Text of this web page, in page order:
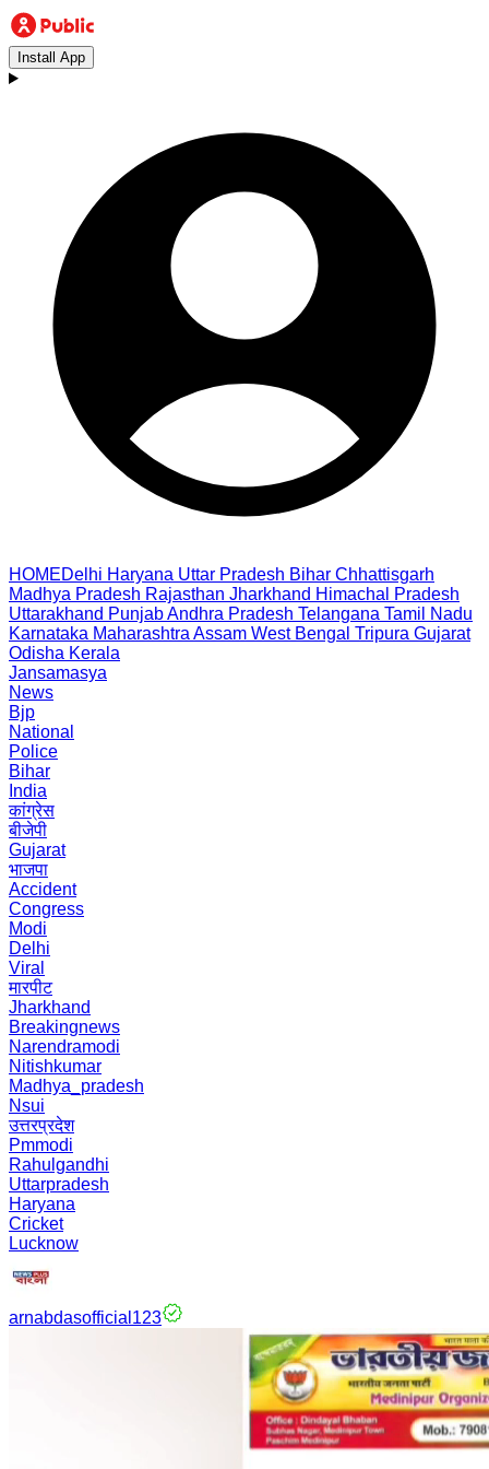
Install App
HOMEDelhi Haryana Uttar Pradesh Bihar Chhattisgarh
Madhya Pradesh Rajasthan Jharkhand Himachal Pradesh
Uttarakhand PunjabAndhra Pradesh Telangana Tamil Nadu
Karnataka Maharashtra Assam West Bengal Tripura Gujarat
Odisha Kerala
Jansamasya
News
Bjp
National
Police
Bihar
India
कांग्रेस
बीजेपी
Gujarat
भाजपा
Accident
Congress
Modi
Delhi
Viral
मारपीट
Jharkhand
Breakingnews
Narendramodi
Nitishkumar
Madhya_pradesh
Nsui
उत्तरप्रदेश
Pmmodi
Rahulgandhi
Uttarpradesh
Haryana
Cricket
Lucknow
arnabdasofficial123